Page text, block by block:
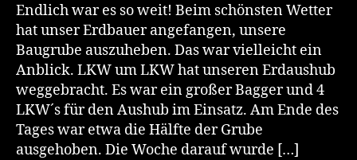
Endlich war es so weit! Beim schönsten Wetter
hat unser Erdbauer angefangen, unsere
Baugrube auszuheben. Das war vielleicht ein
Anblick. LKW um LKW hat unseren Erdaushub
weggebracht. Es war ein großer Bagger und 4
LKW´s für den Aushub im Einsatz. Am Ende des
Tages war etwa die Hälfte der Grube
ausgehoben. Die Woche darauf wurde […]